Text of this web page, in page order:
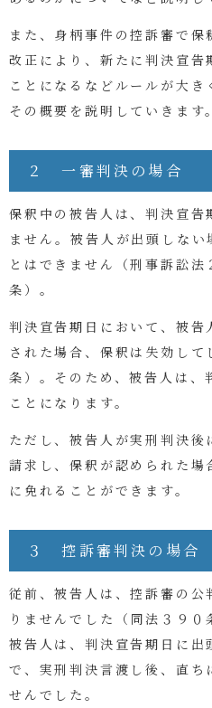
また、身柄事件の控訴審で
改正により、新たに判決宣告
ことになるなどルールが大
その概要を説明していきます。
２ 一審判決の場合
保釈中の被告人は、判決宣告
ません。被告人が出頭しな
とはできません（刑事訴訟法
条）。
判決宣告期日において、被告
された場合、保釈は失効して
条）。そのため、被告人は、
ことになります。
ただし、被告人が実刑判決後
請求し、保釈が認められた場
に免れることができます。
３ 控訴審判決の場合
従前、被告人は、控訴審の公
りませんでした（同法３９
被告人は、判決宣告期日に出
で、実刑判決言渡し後、直ち
せんでした。